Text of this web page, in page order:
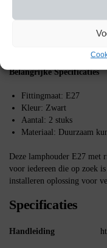
waarna de lamp stevig op
Belangrijke Specificaties
Fittingmaat: E27
Kleur: Zwart
Aantal: 2 stuks
Materiaal: Duurzaam
Deze lamphouder E27 met
voor iedereen die op zoek
installeren oplossing voor
Specificaties
Handleiding